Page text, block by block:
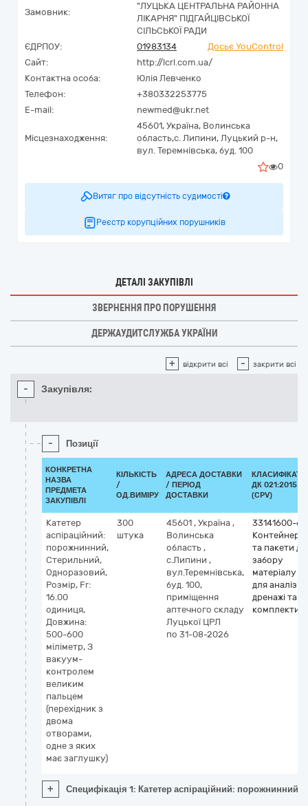
Замовник:
"ЛУЦЬКА ЦЕНТРАЛЬНА РАЙОННА
ЛІКАРНЯ" ПІДГАЙЦІВСЬКОЇ
СІЛЬСЬКОЇ РАДИ
ЄДРПОУ:
01983134
Досьє YouControl
Сайт:
http://lcrl.com.ua/
Контактна особа:
Юлія Левченко
Телефон:
+380332253775
E-mail:
newmed@ukr.net
Місцезнаходження:
45601, Україна, Волинська
область,с. Липини, Луцький р-н,
вул. Теремнівська, буд. 100
0
Витяг про відсутність судимості
Реєстр корупційних порушників
ДЕТАЛІ ЗАКУПІВЛІ
ЗВЕРНЕННЯ ПРО ПОРУШЕННЯ
ДЕРЖАУДИТСЛУЖБА УКРАЇНИ
+ відкрити всі - закрити всі
- Закупівля:
- Позиції
КОНКРЕТНА
НАЗВА
ПРЕДМЕТА
ЗАКУПІВЛІ
КІЛЬКІСТЬ
/
ОД.ВИМІРУ
АДРЕСА ДОСТАВКИ
/ ПЕРІОД
ДОСТАВКИ
ДК 021:2015
(CPV)
Катетер
аспіраційний:
порожнинний,
Стерильний,
Одноразовий,
Розмір, Fr:
16.00
одиниця,
Довжина:
500-600
міліметр, З
вакуум-
контролем
великим
пальцем
(перехідник з
двома
отворами,
одне з яких
має заглушку)
300
штука
45601 , Україна ,
Волинська
область ,
с.Липини ,
вул.Теремнівська,
буд. 100,
приміщення
аптечного складу
Луцької ЦРЛ
по 31-08-2026
33141600-6
Контейнери
та пакети
забору
матеріалу
для аналізів,
дренажі та
комплекти
+ Специфікація 1: Катетер аспіраційний: